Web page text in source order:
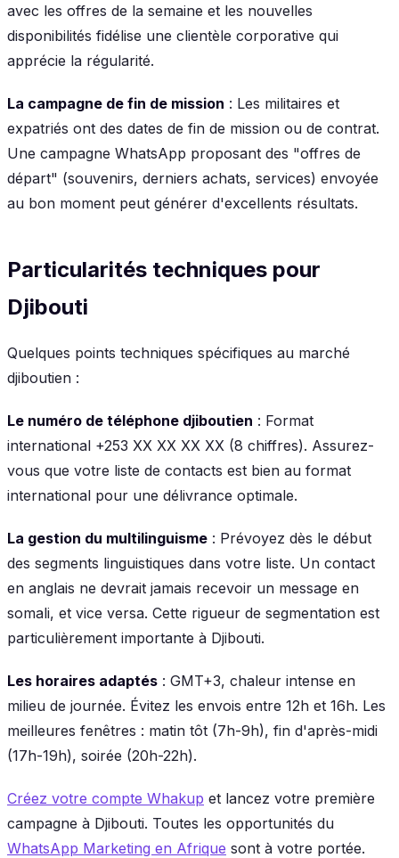
avec les offres de la semaine et les nouvelles
disponibilités fidélise une clientèle corporative qui
apprécie la régularité.
La campagne de fin de mission : Les militaires et
expatriés ont des dates de fin de mission ou de contrat.
Une campagne WhatsApp proposant des "offres de
départ" (souvenirs, derniers achats, services) envoyée
au bon moment peut générer d'excellents résultats.
Particularités techniques pour
Djibouti
Quelques points techniques spécifiques au marché
djiboutien :
Le numéro de téléphone djiboutien : Format
international +253 XX XX XX XX (8 chiffres). Assurez-
vous que votre liste de contacts est bien au format
international pour une délivrance optimale.
La gestion du multilinguisme : Prévoyez dès le début
des segments linguistiques dans votre liste. Un contact
en anglais ne devrait jamais recevoir un message en
somali, et vice versa. Cette rigueur de segmentation est
particulièrement importante à Djibouti.
Les horaires adaptés : GMT+3, chaleur intense en
milieu de journée. Évitez les envois entre 12h et 16h. Les
meilleures fenêtres : matin tôt (7h-9h), fin d'après-midi
(17h-19h), soirée (20h-22h).
Créez votre compte Whakup et lancez votre première
campagne à Djibouti. Toutes les opportunités du
WhatsApp Marketing en Afrique sont à votre portée.